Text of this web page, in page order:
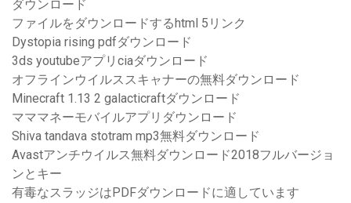
ダウンロード
ファイルをダウンロードするhtml 5リンク
Dystopia rising pdfダウンロード
3ds youtubeアプリciaダウンロード
オフラインウイルススキャナーの無料ダウンロード
Minecraft 1.13 2 galacticraftダウンロード
マママネーモバイルアプリダウンロード
Shiva tandava stotram mp3無料ダウンロード
Avastアンチウイルス無料ダウンロード2018フルバージョ
ンとキー
有毒なスラッジはPDFダウンロードに適しています